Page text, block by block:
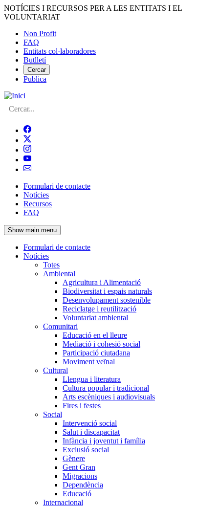
Vés
al
NOTÍCIES I RECURSOS PER A LES ENTITATS I EL
VOLUNTARIAT
Menú
del
compte
d'usuari
Non Profit
FAQ
Entitats col·laboradores
Butlletí
Cercar
Publica
Cerca
Navegació
principal
de
l'encapçalament
Formulari de contacte
Notícies
Recursos
FAQ
Show main menu
Navegació
principal
Formulari de contacte
Notícies
Totes
Ambiental
Agricultura i Alimentació
Biodiversitat i espais naturals
Desenvolupament sostenible
Reciclatge i reutilització
Voluntariat ambiental
Comunitari
Educació en el lleure
Mediació i cohesió social
Participació ciutadana
Moviment veïnal
Cultural
Llengua i literatura
Cultura popular i tradicional
Arts escèniques i audiovisuals
Fires i festes
Social
Intervenció social
Salut i discapacitat
Infància i joventut i família
Exclusió social
Gènere
Gent Gran
Migracions
Dependència
Educació
Internacional